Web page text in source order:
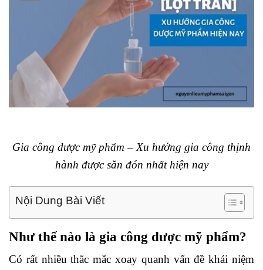
Gia công dược mỹ phẩm – Xu hướng gia công thịnh
hành được săn đón nhất hiện nay
Nội Dung Bài Viết
Như thế nào là gia công dược mỹ phẩm?
Có rất nhiều thắc mắc xoay quanh vấn đề khái niệm